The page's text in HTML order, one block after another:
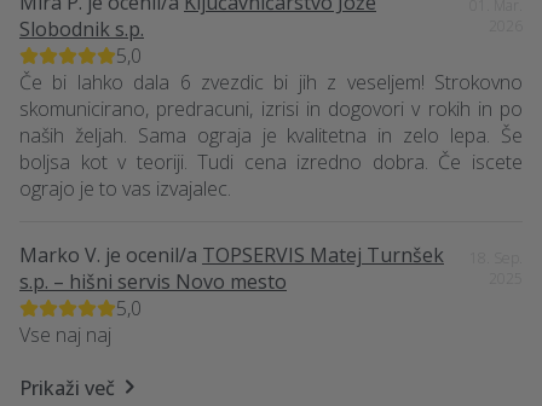
Slobodnik s.p.
5,0
Če bi lahko dala 6 zvezdic bi jih z veseljem! Strokovno
skomunicirano, predracuni, izrisi in dogovori v rokih in po
naših željah. Sama ograja je kvalitetna in zelo lepa. Še
boljsa kot v teoriji. Tudi cena izredno dobra. Če iscete
ograjo je to vas izvajalec.
Marko V. je ocenil/a TOPSERVIS Matej Turnšek
s.p. – hišni servis Novo mesto
5,0
Vse naj naj
Prikaži več